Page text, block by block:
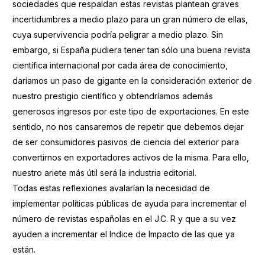
sociedades que respaldan estas revistas plantean graves
incertidumbres a medio plazo para un gran número de ellas,
cuya supervivencia podría peligrar a medio plazo. Sin
embargo, si España pudiera tener tan sólo una buena revista
científica internacional por cada área de conocimiento,
daríamos un paso de gigante en la consideración exterior de
nuestro prestigio científico y obtendríamos además
generosos ingresos por este tipo de exportaciones. En este
sentido, no nos cansaremos de repetir que debemos dejar
de ser consumidores pasivos de ciencia del exterior para
convertirnos en exportadores activos de la misma. Para ello,
nuestro ariete más útil será la industria editorial.
Todas estas reflexiones avalarían la necesidad de
implementar políticas públicas de ayuda para incrementar el
número de revistas españolas en el J.C. R y que a su vez
ayuden a incrementar el Indice de Impacto de las que ya
están.